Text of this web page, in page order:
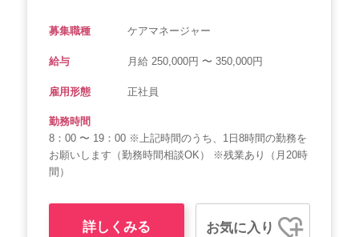
募集職種 ケアマネージャー
給与 月給 250,000円 〜 350,000円
雇用形態 正社員
勤務時間
8：00 〜 19：00 ※上記時間のうち、1日8時間の勤務を
お願いします（勤務時間相談OK） ※残業あり（月20時
間）
詳しくみる お気に入り